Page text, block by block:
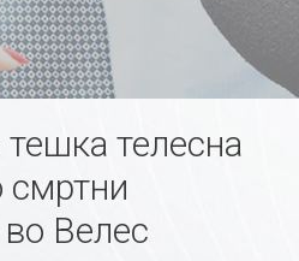
тешка телесна
смртни
Велес